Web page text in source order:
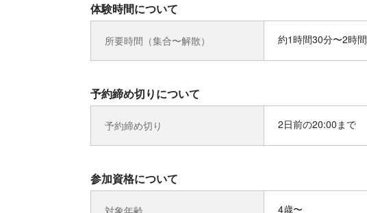
体験時間について
所要時間（集合〜解散） 約1時間30分〜2時間
予約締め切りについて
予約締め切り 2日前の20:00まで
参加資格について
対象年齢 4歳〜